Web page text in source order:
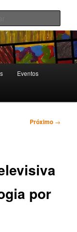
Antropologia da Imagem e
Eventos
Próximo →
por